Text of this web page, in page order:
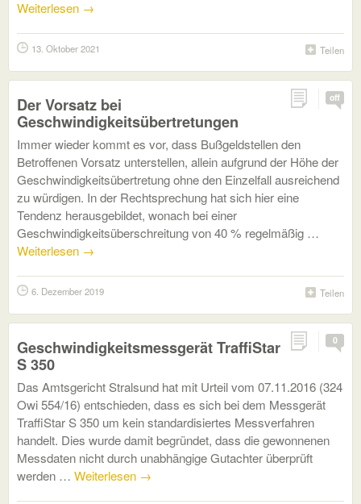
Weiterlesen →
Teilen
13. Oktober 2021
off
Der Vorsatz bei
Geschwindigkeitsübertretungen
Immer wieder kommt es vor, dass Bußgeldstellen den
Betroffenen Vorsatz unterstellen, allein aufgrund der Höhe der
Geschwindigkeitsübertretung ohne den Einzelfall ausreichend
zu würdigen. In der Rechtsprechung hat sich hier eine
Tendenz herausgebildet, wonach bei einer
Geschwindigkeitsüberschreitung von 40 % regelmäßig …
Weiterlesen →
Teilen
6. Dezember 2019
0
Geschwindigkeitsmessgerät TraffiStar
S 350
Das Amtsgericht Stralsund hat mit Urteil vom 07.11.2016 (324
Owi 554/16) entschieden, dass es sich bei dem Messgerät
TraffiStar S 350 um kein standardisiertes Messverfahren
handelt. Dies wurde damit begründet, dass die gewonnenen
Messdaten nicht durch unabhängige Gutachter überprüft
werden … Weiterlesen →